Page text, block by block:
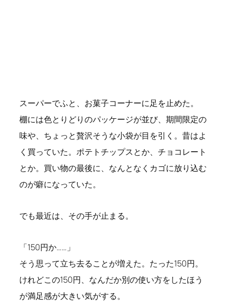
スーパーでふと、お菓子コーナーに足を止めた。
棚には色とりどりのパッケージが並び、期間限定の
味や、ちょっと贅沢そうな小袋が目を引く。昔はよ
く買っていた。ポテトチップスとか、チョコレート
とか。買い物の最後に、なんとなくカゴに放り込む
のが癖になっていた。
でも最近は、その手が止まる。
「150円か……」
そう思って立ち去ることが増えた。たった150円。
けれどこの150円、なんだか別の使い方をしたほう
が満足感が大きい気がする。